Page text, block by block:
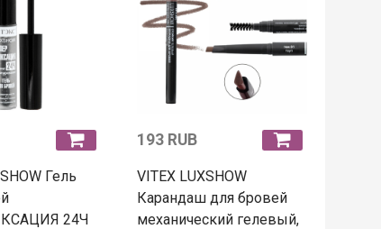
Гель
24Ч
193 RUB
VITEX LUXSHOW
Карандаш для бровей
механический гелевый,